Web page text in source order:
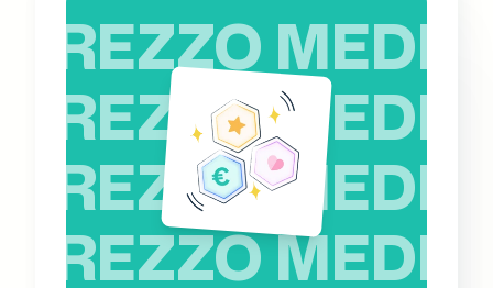
PREZZO MEDIO
PREZZO MEDIO
PREZZO MEDIO
PREZZO MEDIO